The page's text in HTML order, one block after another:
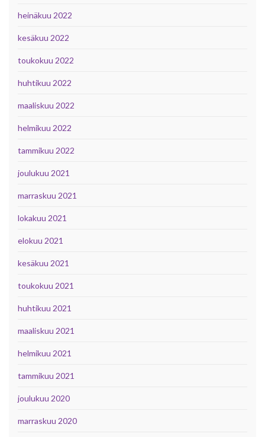
heinäkuu 2022
kesäkuu 2022
toukokuu 2022
huhtikuu 2022
maaliskuu 2022
helmikuu 2022
tammikuu 2022
joulukuu 2021
marraskuu 2021
lokakuu 2021
elokuu 2021
kesäkuu 2021
toukokuu 2021
huhtikuu 2021
maaliskuu 2021
helmikuu 2021
tammikuu 2021
joulukuu 2020
marraskuu 2020